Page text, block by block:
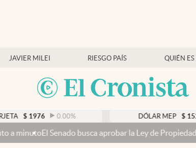
JAVIER MILEI RIESGO PAÍS QUIÉN ES
0.00% DÓLAR MEP $ 1520,05
busca aprobar la Ley de Propiedad Privada,